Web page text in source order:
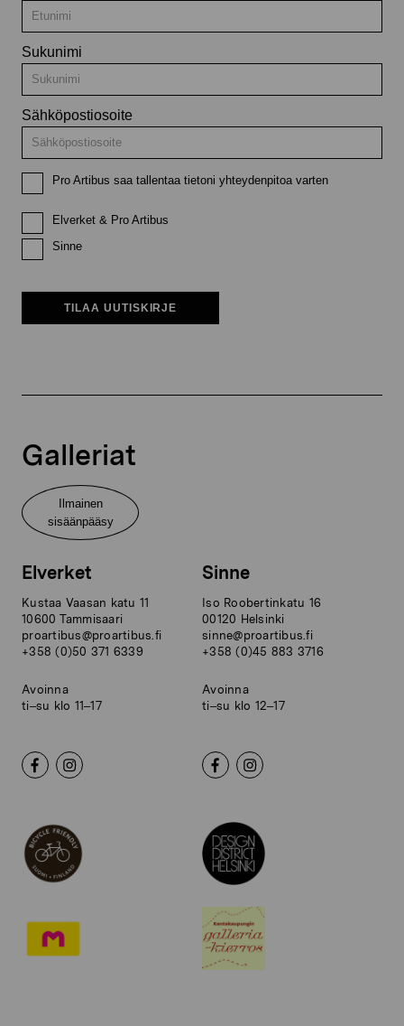
Sukunimi
Sähköpostiosoite
Pro Artibus saa tallentaa tietoni yhteydenpitoa varten
Elverket & Pro Artibus
Sinne
TILAA UUTISKIRJE
Galleriat
Ilmainen
sisäänpääsy
Elverket
Kustaa Vaasan katu 11
10600 Tammisaari
proartibus@proartibus.fi
+358 (0)50 371 6339
Avoinna
ti–su klo 11–17
Sinne
Iso Roobertinkatu 16
00120 Helsinki
sinne@proartibus.fi
+358 (0)45 883 3716
Avoinna
ti–su klo 12–17